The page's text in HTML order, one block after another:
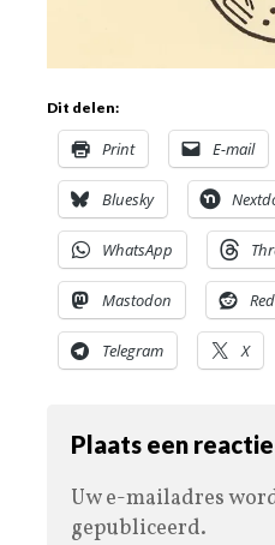
Dit delen:
Print E-mail
Bluesky
WhatsApp
Mastodon
Telegram X
Plaats een reactie
Uw e-mailadres
gepubliceerd.